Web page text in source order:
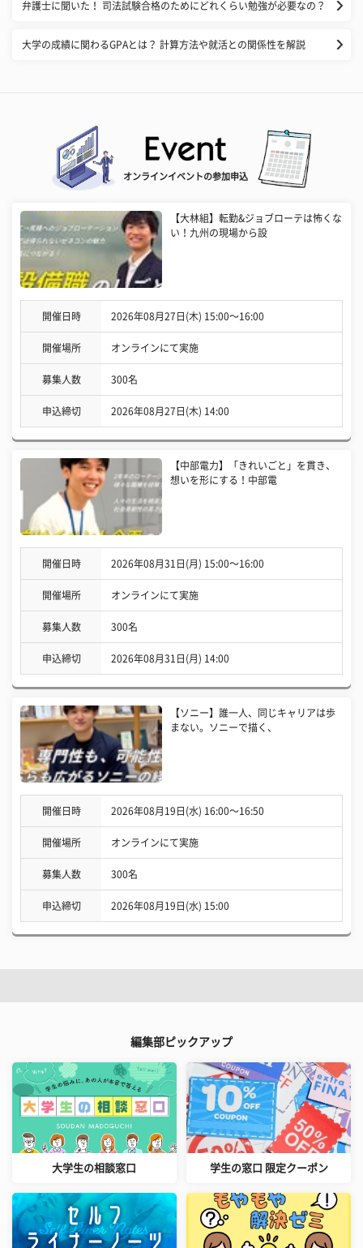
弁護士に聞いた！ 司法試験合格のためにどれくらい勉強が必要なの？
大学の成績に関わるGPAとは？ 計算方法や就活との関係性を解説
オンラインイベントの参加申込
【大林組】転勤&ジョブローテは怖くな
い！九州の現場から設
開催日時 2026年08月27日(木) 15:00〜16:00
開催場所 オンラインにて実施
募集人数 300名
申込締切 2026年08月27日(木) 14:00
【中部電力】「きれいごと」を貫き、
想いを形にする！中部電
開催日時 2026年08月31日(月) 15:00〜16:00
開催場所 オンラインにて実施
募集人数 300名
申込締切 2026年08月31日(月) 14:00
【ソニー】誰一人、同じキャリアは歩
まない。ソニーで描く、
開催日時 2026年08月19日(水) 16:00〜16:50
開催場所 オンラインにて実施
募集人数 300名
申込締切 2026年08月19日(水) 15:00
編集部ピックアップ
大学生の相談窓口 学生の窓口 限定クーポン